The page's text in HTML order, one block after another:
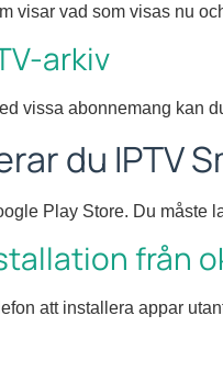
visar vad som visas nu
arkiv
vissa abonnemang kan
du IPTV
Play Store. Du måste
från
att installera appar